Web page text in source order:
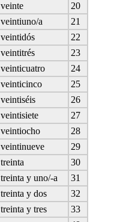
veinte
20
veintiuno/a
21
veintidós
22
veintitrés
23
veinticuatro
24
veinticinco
25
veintiséis
26
veintisiete
27
veintiocho
28
veintinueve
29
treinta
30
treinta y uno/-a
31
treinta y dos
32
treinta y tres
33